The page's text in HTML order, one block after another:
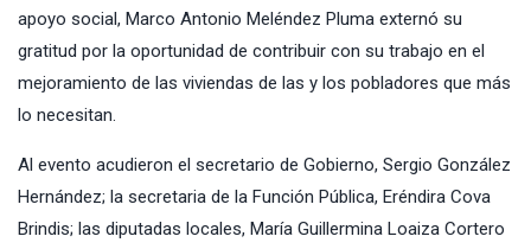
apoyo social, Marco Antonio Meléndez Pluma externó su
gratitud por la oportunidad de contribuir con su trabajo en el
mejoramiento de las viviendas de las y los pobladores que más
lo necesitan.
Al evento acudieron el secretario de Gobierno, Sergio González
Hernández; la secretaria de la Función Pública, Eréndira Cova
Brindis; las diputadas locales, María Guillermina Loaiza Cortero